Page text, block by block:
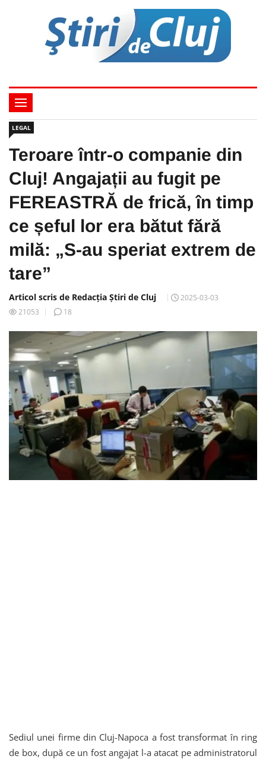
LEGAL
Teroare într-o companie din
Cluj! Angajații au fugit pe
FEREASTRĂ de frică, în timp
ce șeful lor era bătut fără
milă: „S-au speriat extrem de
tare”
Articol scris de Redacția Știri de Cluj
2025-03-03
21053
18
Sediul unei firme din Cluj-Napoca a fost transformat în ring
de box, după ce un fost angajat l-a atacat pe administratorul